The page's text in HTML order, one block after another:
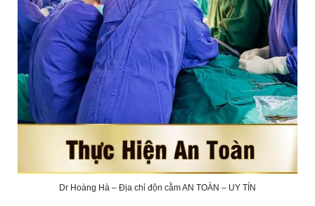
Dr Hoàng Hà – Địa chỉ độn cằm AN TOÀN – UY TÍN